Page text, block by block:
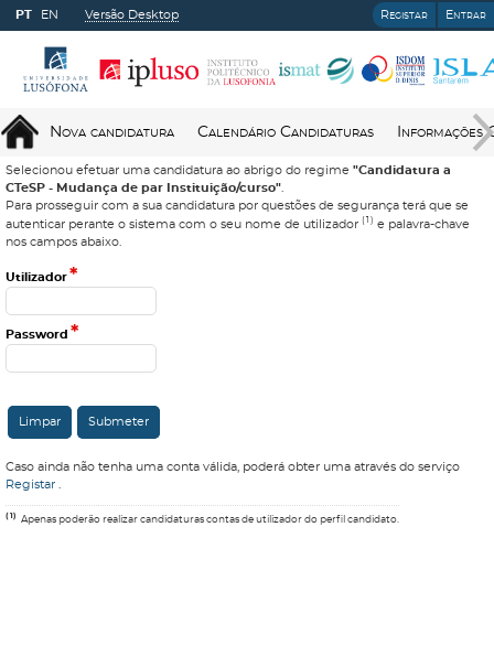
PT EN Versão Desktop Registar Entrar
Nova candidatura Calendário Candidaturas Informações
Selecionou efetuar uma candidatura ao abrigo do regime "Candidatura a
CTeSP - Mudança de par Instituição/curso"
Para prosseguir com a sua candidatura por questões de segurança terá que se
autenticar perante o sistema com o seu nome de utilizador (1)
e palavra-chave
nos campos abaixo.
Utilizador*
Password *
Caso ainda não tenha uma conta válida, poderá obter uma através do serviço
Registar
(1) Apenas poderão realizar candidaturas contas de utilizador do perfil candidato.